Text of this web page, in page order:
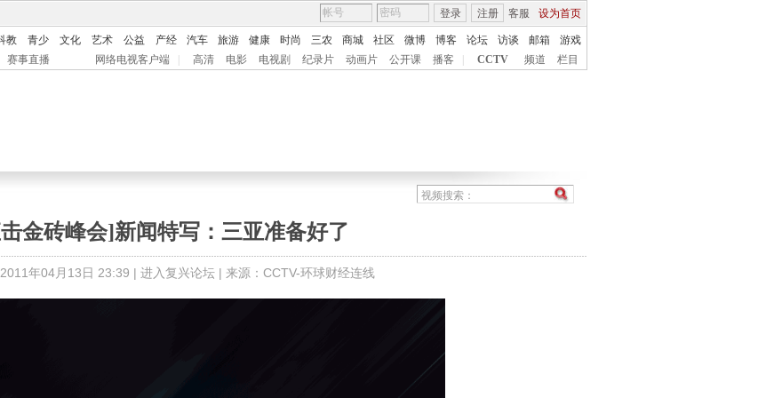
客服 设为首页
登录 注册
教 青少 文化 艺术 公益 产经 汽车 旅游 健康 时尚 三农 商城 社区 微博 博客 论坛 访谈 邮箱
游戏
赛事直播 网络电视客户端 高清 电影 电视剧 纪录片 动画片 公开课 播客 CCTV 频道 栏目
金砖峰会]新闻特写：三亚准备好了
年04月13日 23:39 | 进入复兴论坛 | 来源：CCTV-环球财经连线